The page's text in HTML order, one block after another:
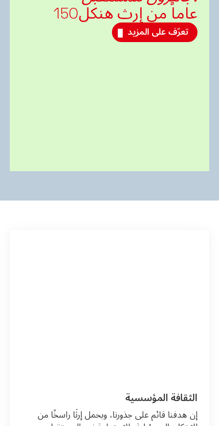
عاماً من إرث هنكل150
تعرّف على المزيد
الثقافة المؤسسية
إن هدفنا قائم على جذورنا، ويحمل إرثًا راسخًا من